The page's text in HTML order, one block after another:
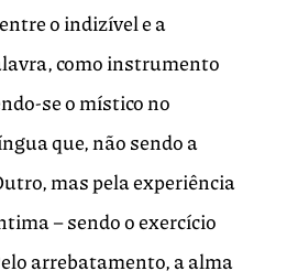
o indizível e a
como instrumento
se o místico no
que, não sendo a
mas pela experiência
– sendo o exercício
arrebatamento, a alma